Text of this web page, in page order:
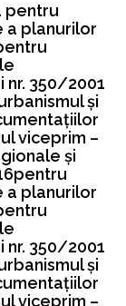
pentru
a planurilor
350/2001
şi
viceprim –
şi
a planurilor
350/2001
şi
viceprim –